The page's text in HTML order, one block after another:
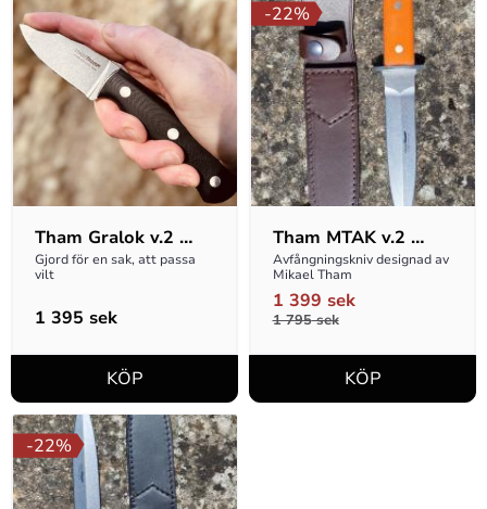
Tham Gralok v.2
Svart
Gjord för en sak, att passa
vilt
1 395 sek
Tham MTAK v.2
Orange
Avfångningskniv designad av
Mikael Tham
1 399 sek
1 795sek
22%
22%